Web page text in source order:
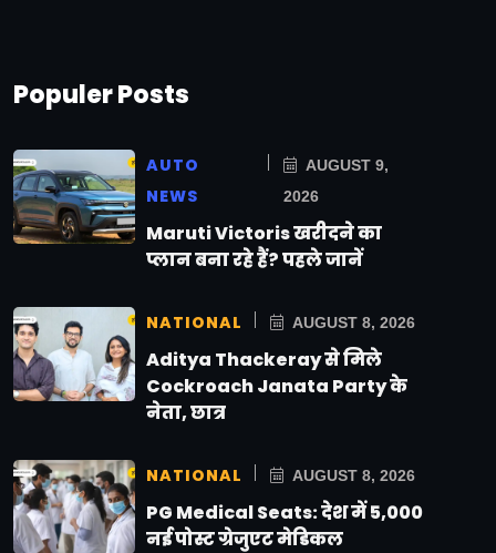
Populer Posts
AUTO
NEWS
AUGUST 9,
2026
Maruti Victoris खरीदने का
प्लान बना रहे हैं? पहले जानें
NATIONAL AUGUST 8, 2026
Aditya Thackeray से मिले
Cockroach Janata Party के
नेता, छात्र
NATIONAL AUGUST 8, 2026
PG Medical Seats: देश में 5,000
नई पोस्ट ग्रेजुएट मेडिकल